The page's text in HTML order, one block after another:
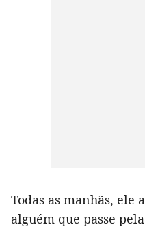
Todas as manhãs, ele
alguém que passe